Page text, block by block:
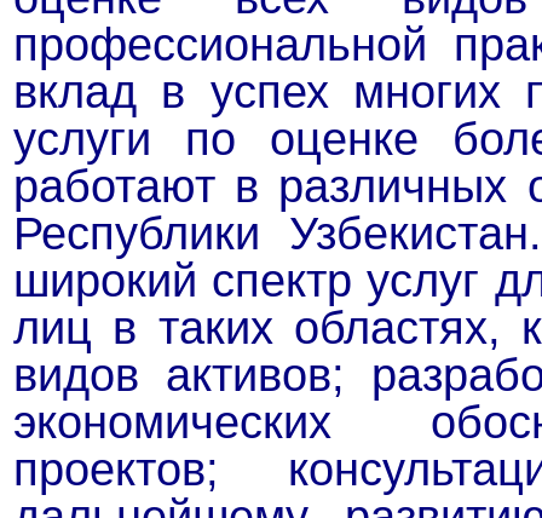
профессиональной
вклад в успех многих
услуги по оценке
работают в различных
Республики
широкий спектр услуг
лиц в таких областях,
видов активов;
экономических
проектов;